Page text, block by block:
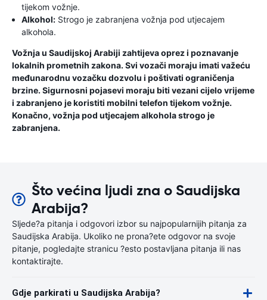
tijekom vožnje.
Alkohol: Strogo je zabranjena vožnja pod utjecajem
alkohola.
Vožnja u Saudijskoj Arabiji zahtijeva oprez i poznavanje
lokalnih prometnih zakona. Svi vozači moraju imati važeću
međunarodnu vozačku dozvolu i poštivati ​​ograničenja
brzine. Sigurnosni pojasevi moraju biti vezani cijelo vrijeme
i zabranjeno je koristiti mobilni telefon tijekom vožnje.
Konačno, vožnja pod utjecajem alkohola strogo je
zabranjena.
Što većina ljudi zna o Saudijska
Arabija?
Sljede?a pitanja i odgovori izbor su najpopularnijih pitanja za
Saudijska Arabija. Ukoliko ne prona?ete odgovor na svoje
pitanje, pogledajte stranicu ?esto postavljana pitanja ili nas
kontaktirajte.
Gdje parkirati u Saudijska Arabija?